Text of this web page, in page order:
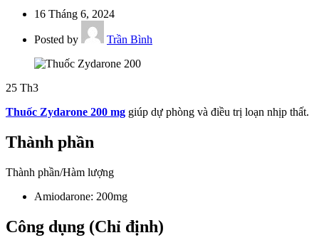
16 Tháng 6, 2024
Posted by Trần Bình
25 Th3
Thuốc Zydarone 200 mg giúp dự phòng và điều trị loạn nhịp thất.
Thành phần
Thành phần/Hàm lượng
Amiodarone: 200mg
Công dụng (Chỉ định)